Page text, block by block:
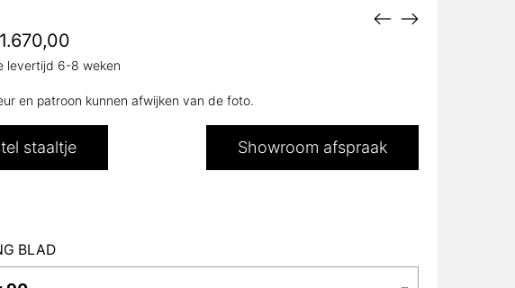
levertijd 6-8 weken
en patroon kunnen afwijken van de foto.
staaltje Showroom afspraak
BLAD